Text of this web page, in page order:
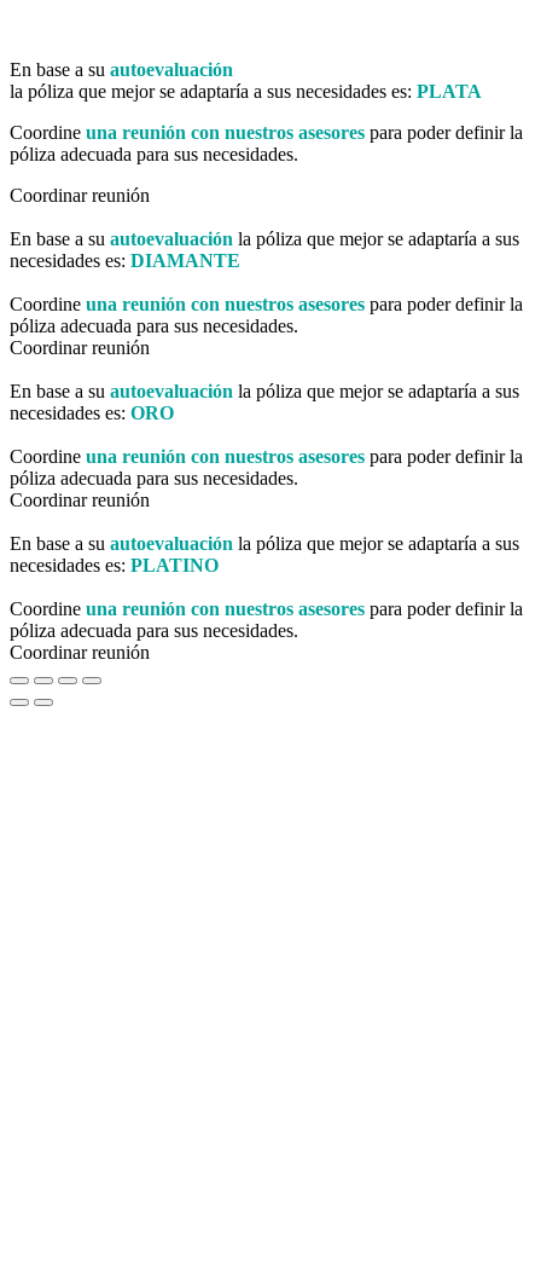
En base a su autoevaluación
la póliza que mejor se adaptaría a sus necesidades es: PLATA
Coordine una reunión con nuestros asesores para poder definir la
póliza adecuada para sus necesidades.
Coordinar reunión
En base a su autoevaluación la póliza que mejor se adaptaría a sus
necesidades es: DIAMANTE
Coordine una reunión con nuestros asesores para poder definir la
póliza adecuada para sus necesidades.
Coordinar reunión
En base a su autoevaluación la póliza que mejor se adaptaría a sus
necesidades es: ORO
Coordine una reunión con nuestros asesores para poder definir la
póliza adecuada para sus necesidades.
Coordinar reunión
En base a su autoevaluación la póliza que mejor se adaptaría a sus
necesidades es: PLATINO
Coordine una reunión con nuestros asesores para poder definir la
póliza adecuada para sus necesidades.
Coordinar reunión